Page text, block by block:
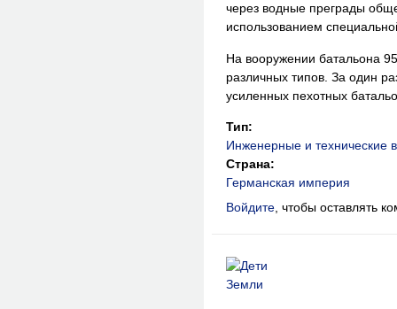
через водные преграды
использованием
На вооружении батальона
различных типов. За один
усиленных пехотных
Тип:
Инженерные и технические
Страна:
Германская империя
Войдите, чтобы оставлять